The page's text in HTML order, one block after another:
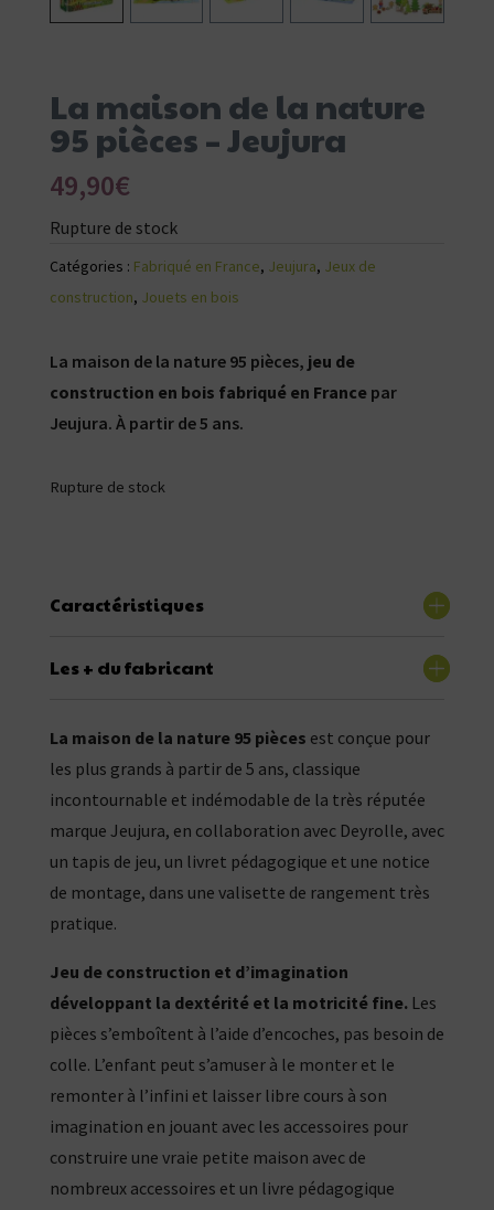
La maison de la nature
95 pièces – Jeujura
49,90€
Rupture de stock
Catégories : Fabriqué en France, Jeujura, Jeux de
construction, Jouets en bois
La maison de la nature 95 pièces, jeu de
construction en bois fabriqué en Francepar
Jeujura. À partir de 5 ans.
Rupture de stock
Caractéristiques
Les + du fabricant
La maison de la nature 95 pièces est conçue pour
les plus grands à partir de 5 ans, classique
incontournable et indémodable de la très réputée
marque Jeujura, en collaboration avec Deyrolle, avec
un tapis de jeu, un livret pédagogique et une notice
de montage, dans une valisette de rangement très
pratique.
Jeu de construction et d’imagination
développant la dextérité et la motricité fine.Les
pièces s’emboîtent à l’aide d’encoches, pas besoin de
colle. L’enfant peut s’amuser à le monter et le
remonter à l’infini et laisser libre cours à son
imagination en jouant avec les accessoires pour
construire une vraie petite maison avec de
nombreux accessoires et un livre pédagogique